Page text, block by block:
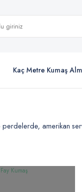
Kaç Metre Kumaş
amerikan